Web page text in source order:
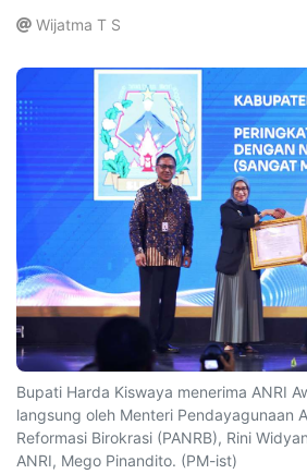
Wijatma T S
Bupati Harda Kiswaya menerima ANRI
langsung oleh Menteri Pendayagunaan
Reformasi Birokrasi (PANRB), Rini
ANRI, Mego Pinandito. (PM-ist)